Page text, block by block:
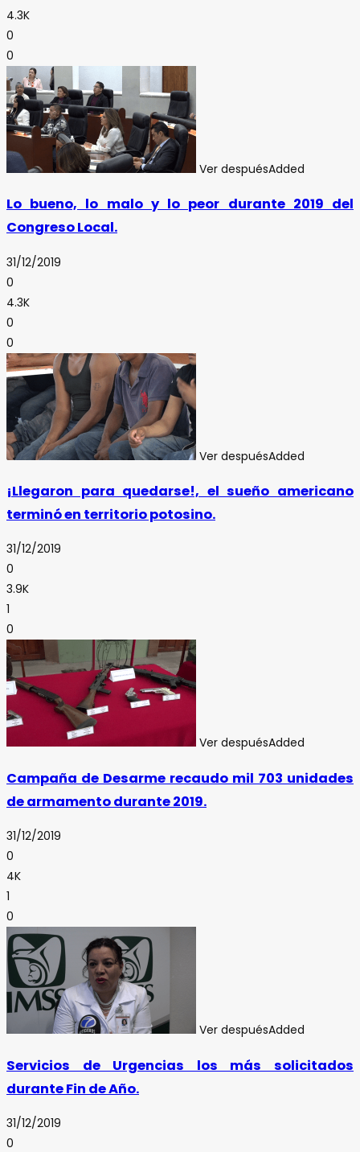
4.3K
0
0
Ver despuésAdded
Lo bueno, lo malo y lo peor durante 2019 del
Congreso Local.
31/12/2019
0
4.3K
0
0
Ver despuésAdded
¡Llegaron para quedarse!, el sueño americano
terminó en territorio potosino.
31/12/2019
0
3.9K
1
0
Ver despuésAdded
Campaña de Desarme recaudo mil 703 unidades
de armamento durante 2019.
31/12/2019
0
4K
1
0
Ver despuésAdded
Servicios de Urgencias los más solicitados
durante Fin de Año.
31/12/2019
0